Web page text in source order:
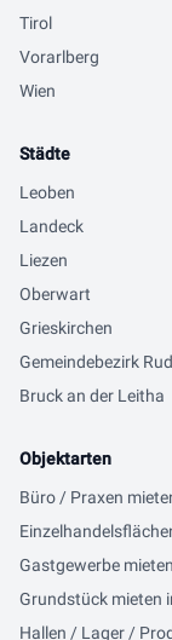
Tirol
Vorarlberg
Wien
Städte
Leoben
Landeck
Liezen
Oberwart
Grieskirchen
Gemeindebezirk
Bruck an der Leitha
Objektarten
Büro / Praxen
Gastgewerbe
Grundstück mieten
Hallen / Lager /